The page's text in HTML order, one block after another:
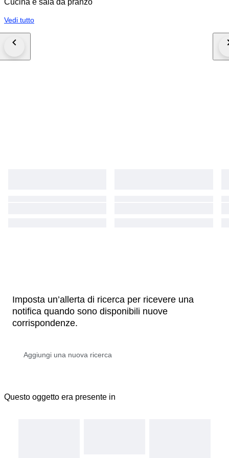
Cucina e sala da pranzo
Vedi tutto
Imposta un’allerta di ricerca per ricevere una
notifica quando sono disponibili nuove
corrispondenze.
Questo oggetto era presente in